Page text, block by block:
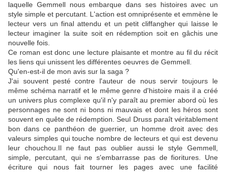
laquelle Gemmell nous embarque dans ses histoires avec un
style simple et percutant. L'action est omniprésente et emmène le
lecteur vers un final attendu et un petit cliffangher qui laisse le
lecteur imaginer la suite soit en rédemption soit en gâchis une
nouvelle fois.
Ce roman est donc une lecture plaisante et montre au fil du récit
les liens qui unissent les différentes oeuvres de Gemmell.
Qu'en-est-il de mon avis sur la saga ?
J'ai souvent pesté contre l'auteur de nous servir toujours le
même schéma narratif et le même genre d'histoire mais il a créé
un univers plus complexe qu'il n'y paraît au premier abord où les
personnages ne sont ni bons ni mauvais et dont les héros sont
souvent en quête de rédemption. Seul Druss paraît véritablement
bon dans ce panthéon de guerrier, un homme droit avec des
valeurs simples qui touche nombre de lecteurs et qui est devenu
leur chouchou.Il ne faut pas oublier aussi le style Gemmell,
simple, percutant, qui ne s'embarrasse pas de fioritures. Une
écriture qui nous fait tourner les pages avec une facilité